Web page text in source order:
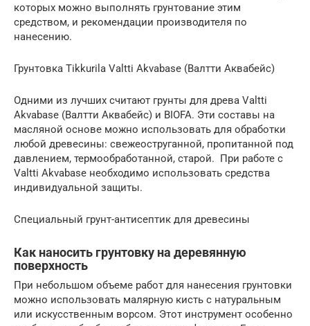
которых можно выполнять грунтование этим
средством, и рекомендации производителя по
нанесению.
Грунтовка Tikkurila Valtti Akvabase (Валтти Аквабейс)
Одними из лучших считают грунты для древа Valtti
Akvabase (Валтти Аквабейс) и BIOFA. Эти составы на
масляной основе можно использовать для обработки
любой древесины: свежеоструганной, пропитанной под
давлением, термообработанной, старой. При работе с
Valtti Akvabase необходимо использовать средства
индивидуальной защиты.
Специальный грунт-антисептик для древесины
Как наносить грунтовку на деревянную
поверхность
При небольшом объеме работ для нанесения грунтовки
можно использовать малярную кисть с натуральным
или искусственным ворсом. Этот инструмент особенно